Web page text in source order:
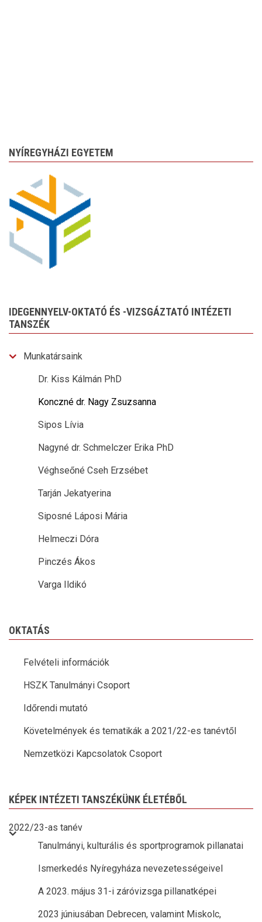
NYÍREGYHÁZI EGYETEM
IDEGENNYELV-OKTATÓ ÉS -VIZSGÁZTATÓ INTÉZETI
TANSZÉK
Munkatársaink
Dr. Kiss Kálmán PhD
Konczné dr. Nagy Zsuzsanna
Sipos Lívia
Nagyné dr. Schmelczer Erika PhD
Véghseőné Cseh Erzsébet
Tarján Jekatyerina
Siposné Láposi Mária
Helmeczi Dóra
Pinczés Ákos
Varga Ildikó
OKTATÁS
Felvételi információk
HSZK Tanulmányi Csoport
Időrendi mutató
Követelmények és tematikák a 2021/22-es tanévtől
Nemzetközi Kapcsolatok Csoport
KÉPEK INTÉZETI TANSZÉKÜNK ÉLETÉBŐL
2022/23-as tanév
Tanulmányi, kulturális és sportprogramok pillanatai
Ismerkedés Nyíregyháza nevezetességeivel
A 2023. május 31-i záróvizsga pillanatképei
2023 júniusában Debrecen, valamint Miskolc,